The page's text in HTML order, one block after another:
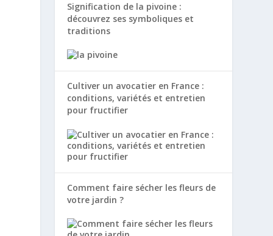
Signification de la pivoine :
découvrez ses symboliques et
traditions
Cultiver un avocatier en France :
conditions, variétés et entretien
pour fructifier
Comment faire sécher les fleurs de
votre jardin ?